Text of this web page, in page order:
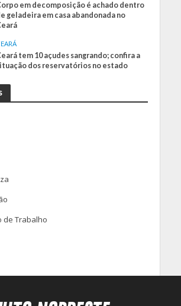
em decomposição é achado dentro
geladeira em casa abandonada no
tem 10 açudes sangrando; confira a
dos reservatórios no estado
de Trabalho